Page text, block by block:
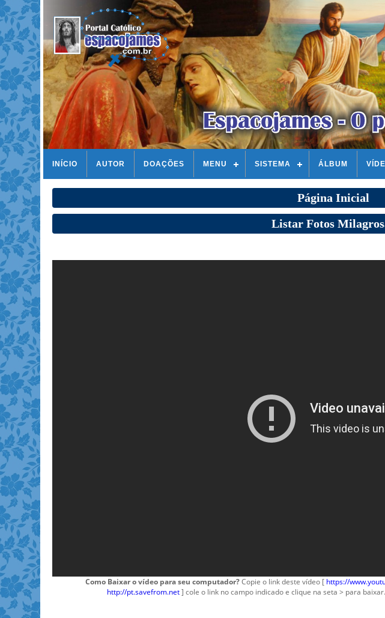
INÍCIO AUTOR DOAÇÕES MENU SISTEMA ÁLBUM
Página Inicial
Listar Fotos
Como Baixar o vídeo para seu computador?Copie o link deste vídeo [ https://
http://pt.savefrom.net] cole o link no campo indicado e clique na seta > para